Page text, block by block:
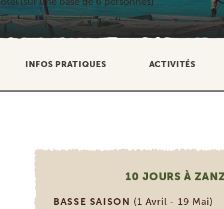
INFOS PRATIQUES ACTIVITÉS
10 JOURS À
BASSE SAISON (1 Avril - 19 Mai)